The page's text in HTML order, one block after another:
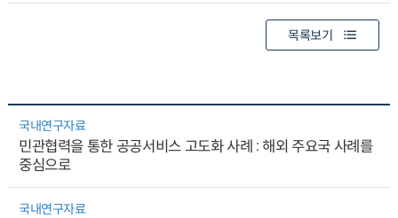
목록보기
국내연구자료
민관협력을 통한 공공서비스 고도화 사례 : 해외 주요국 사례를
중심으로
국내연구자료